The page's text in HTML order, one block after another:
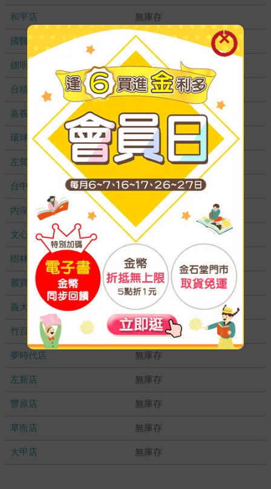
和平店 無庫存
國醫加盟店 無庫存
德明加盟店 無庫存
台積店 無庫存
嘉義耐斯店 無庫存
環球店 無庫存
左營店 無庫存
台中秀泰店 無庫存
內湖大潤發 無庫存
文心店 無庫存
樹林店 無庫存
麗寶店 無庫存
義大店 無庫存
竹百店 無庫存
夢時代店 無庫存
左新店 無庫存
豐原店 無庫存
草衙店 無庫存
大甲店 無庫存